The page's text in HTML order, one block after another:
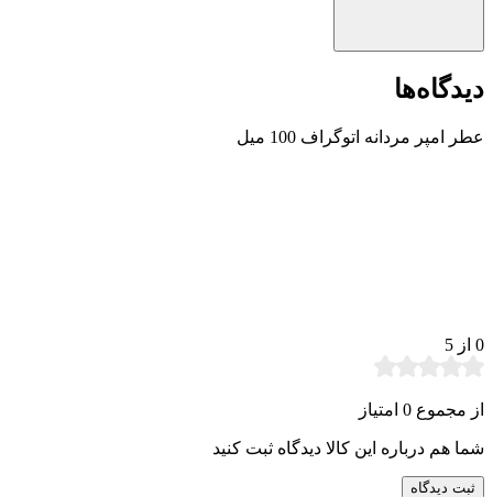
دیدگاه‌ها
عطر امپر مردانه اتوگراف 100 میل
0 از 5
از مجموع 0 امتیاز
شما هم درباره این کالا دیدگاه ثبت کنید
ثبت دیدگاه